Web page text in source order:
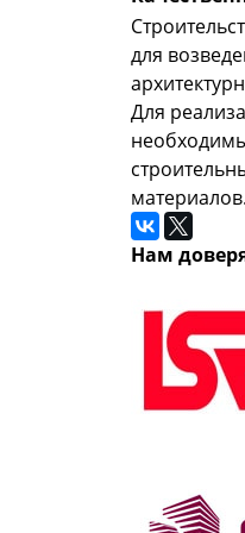
для
Для
материалов.
Нам